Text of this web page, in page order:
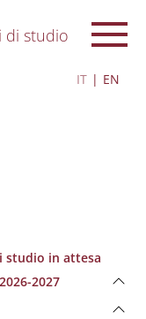
di studio
IT EN
studio in attesa
2027